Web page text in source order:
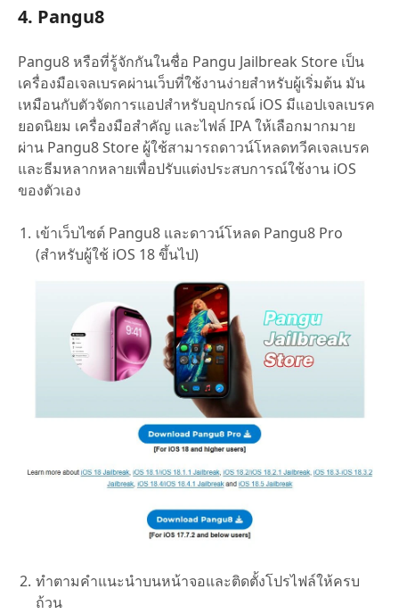
4. Pangu8
Pangu8 หรือที่รู้จักกันในชื่อ Pangu Jailbreak Store เป็น
เครื่องมือเจลเบรคผ่านเว็บที่ใช้งานง่ายสำหรับผู้เริ่มต้น มัน
เหมือนกับตัวจัดการแอปสำหรับอุปกรณ์ iOS มีแอปเจลเบรค
ยอดนิยม เครื่องมือสำคัญ และไฟล์ IPA ให้เลือกมากมาย
ผ่าน Pangu8 Store ผู้ใช้สามารถดาวน์โหลดทวีคเจลเบรค
และธีมหลากหลายเพื่อปรับแต่งประสบการณ์ใช้งาน iOS
ของตัวเอง
เข้าเว็บไซต์ Pangu8 และดาวน์โหลด Pangu8 Pro
(สำหรับผู้ใช้ iOS 18 ขึ้นไป)
ทำตามคำแนะนำบนหน้าจอและติดตั้งโปรไฟล์ให้ครบ
ถ้วน